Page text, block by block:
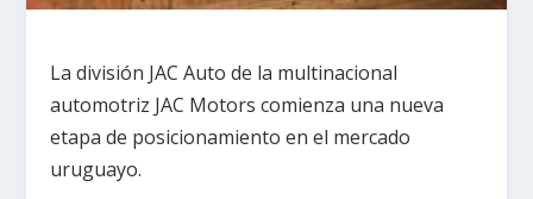
La división JAC Auto de la multinacional
automotriz JAC Motors comienza una nueva
etapa de posicionamiento en el mercado
uruguayo.